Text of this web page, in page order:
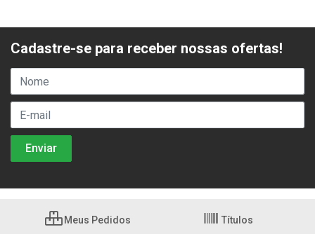
Cadastre-se para receber nossas ofertas!
Meus Pedidos Títulos